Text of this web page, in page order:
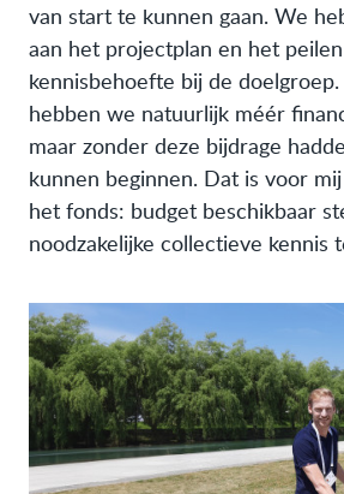
van start te kunnen gaan. We
aan het projectplan en het
kennisbehoefte bij de
hebben we natuurlijk méér
maar zonder deze bijdrage
kunnen beginnen. Dat is voor
het fonds: budget beschikbaar
noodzakelijke collectieve kennis